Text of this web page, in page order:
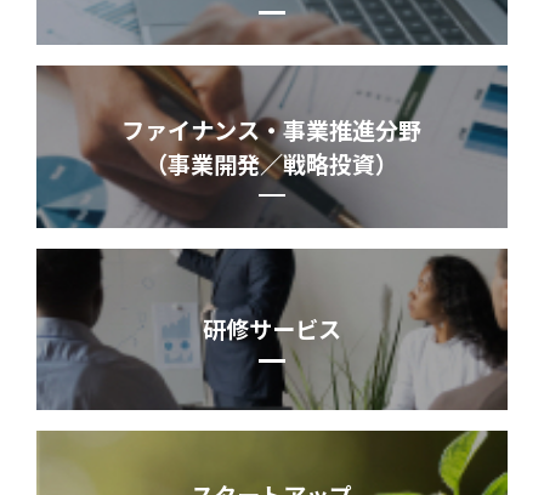
ファイナンス・事業推進分野
（事業開発／戦略投資）
研修サービス